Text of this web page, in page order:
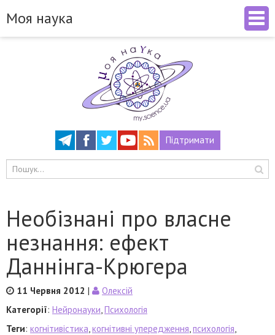
Підтримати
Моя наука
Необізнані про власне
незнання: ефект
Даннінга-Крюгера
11 Червня 2012 |
Олексій
Категорії: Нейронауки,Психологія
Теги: когнітивістика,когнітивні упередження,психологія,